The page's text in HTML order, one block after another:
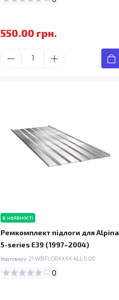
550.00 грн.
в наявності
Ремкомплект підлоги для Alpina
5-series E39 (1997–2004)
Код товару: 21.WBFLORXXXX.ALL.0.00
0